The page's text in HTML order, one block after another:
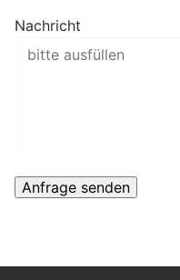
Nachricht